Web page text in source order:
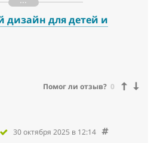
дают программу, но и слышат
те идеи, которые у неё
нравится, очень удобен.
в этой школе.
дизайн для детей и
Помог ли отзыв? 0
30 октября 2025 в 12:14